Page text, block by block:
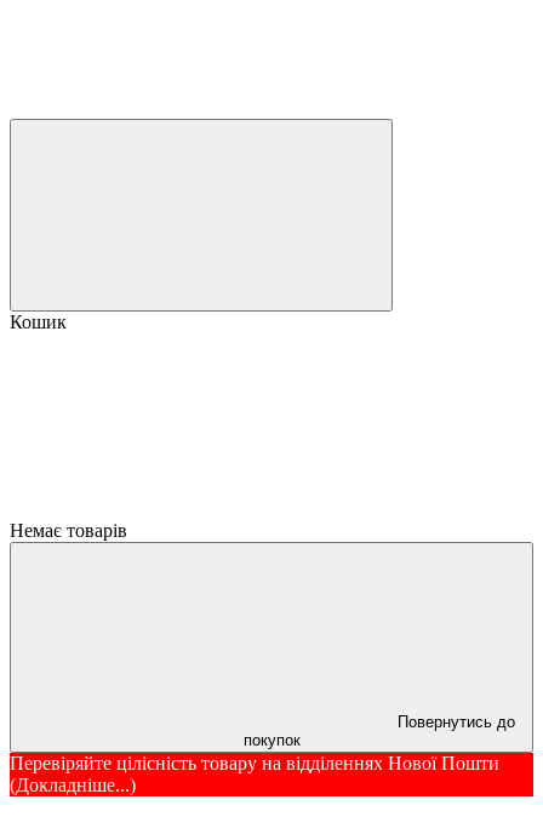
Кошик
Немає товарів
Повернутись до
покупок
Перевіряйте цілісність товару на відділеннях Нової Пошти
(Докладніше...)